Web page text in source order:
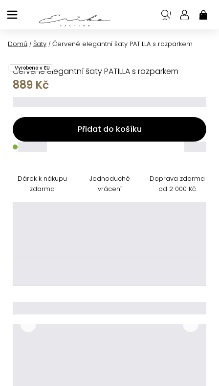
na
Domů / Šaty / Červené elegantní šaty PATILLA s rozparkem
Červené elegantní šaty PATILLA s rozparkem
Vyrobeno v EU
889 Kč
Přidat do košíku
Dárek k nákupu
zdarma
Jednoduché
vrácení
Doprava zdarma
od 2 000 Kč